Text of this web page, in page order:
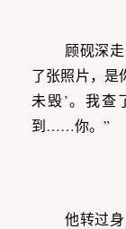
顾砚深
了张照片，是
未毁’。我查
到……你。”
他转过